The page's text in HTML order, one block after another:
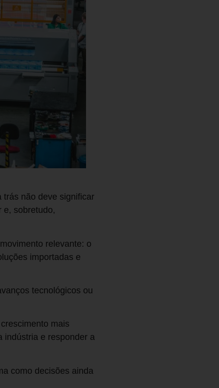
trás não deve significar
e, sobretudo,
relevante: o
importadas e
tecnológicos ou
mais
indústria e responder a
como decisões ainda